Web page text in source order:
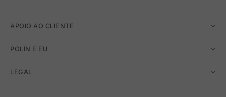
APOIO AO CLIENTE
POLÍN E EU
LEGAL